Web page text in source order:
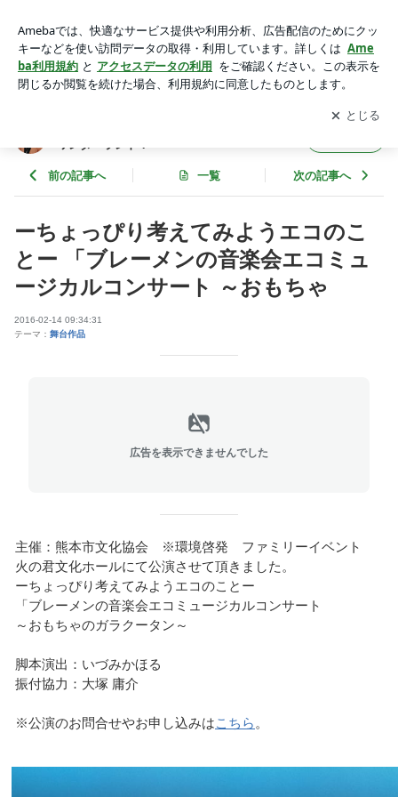
会エコミュージカルコンサート ～おもちゃ | 溢れるファンタジ
ーの中に創りあげる永遠のワンダーランド！
アプリをダウンロードして ブログの更新通知
を受け取りまし
ょう。
開く
ワンダーランド！
前の記事へ 一覧 次の記事へ
ーちょっぴり考えてみようエコのこ
とー 「ブレーメンの音楽会エコミュ
ージカルコンサート ～おもちゃ
2016-02-14 09:34:31
テーマ： 舞台作品
広告を表示できませんでした
主催：熊本市文化協会 ※環境啓発 ファミリーイベント
火の君文化ホールにて公演させて頂きました。
ーちょっぴり考えてみようエコのことー
「ブレーメンの音楽会エコミュージカルコンサート
～おもちゃのガラクータン～
脚本演出：いづみかほる
振付協力：大塚 庸介
※公演のお問合せやお申し込みはこちら 。